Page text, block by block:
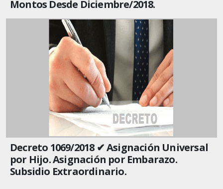
Montos Desde Diciembre/2018.
Decreto 1069/2018 ✔ Asignación Universal
por Hijo. Asignación por Embarazo.
Subsidio Extraordinario.